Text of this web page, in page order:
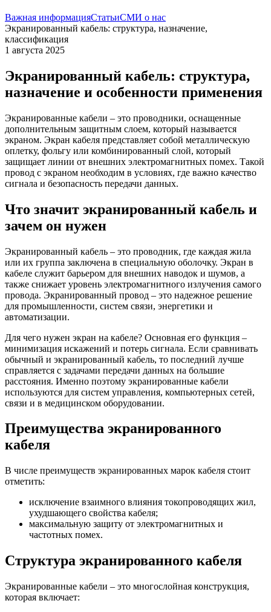
Важная информацияСтатьиСМИ о нас
Экранированный кабель: структура, назначение,
классификация
1 августа 2025
Экранированный кабель: структура,
назначение и особенности применения
Экранированные кабели – это проводники, оснащенные
дополнительным защитным слоем, который называется
экраном. Экран кабеля представляет собой металлическую
оплетку, фольгу или комбинированный слой, который
защищает линии от внешних электромагнитных помех. Такой
провод с экраном необходим в условиях, где важно качество
сигнала и безопасность передачи данных.
Что значит экранированный кабель и
зачем он нужен
Экранированный кабель – это проводник, где каждая жила
или их группа заключена в специальную оболочку. Экран в
кабеле служит барьером для внешних наводок и шумов, а
также снижает уровень электромагнитного излучения самого
провода. Экранированный провод – это надежное решение
для промышленности, систем связи, энергетики и
автоматизации.
Для чего нужен экран на кабеле? Основная его функция –
минимизация искажений и потерь сигнала. Если сравнивать
обычный и экранированный кабель, то последний лучше
справляется с задачами передачи данных на большие
расстояния. Именно поэтому экранированные кабели
используются для систем управления, компьютерных сетей,
связи и в медицинском оборудовании.
Преимущества экранированного
кабеля
В числе преимуществ экранированных марок кабеля стоит
отметить:
исключение взаимного влияния токопроводящих жил,
ухудшающего свойства кабеля;
максимальную защиту от электромагнитных и
частотных помех.
Структура экранированного кабеля
Экранированные кабели – это многослойная конструкция,
которая включает: